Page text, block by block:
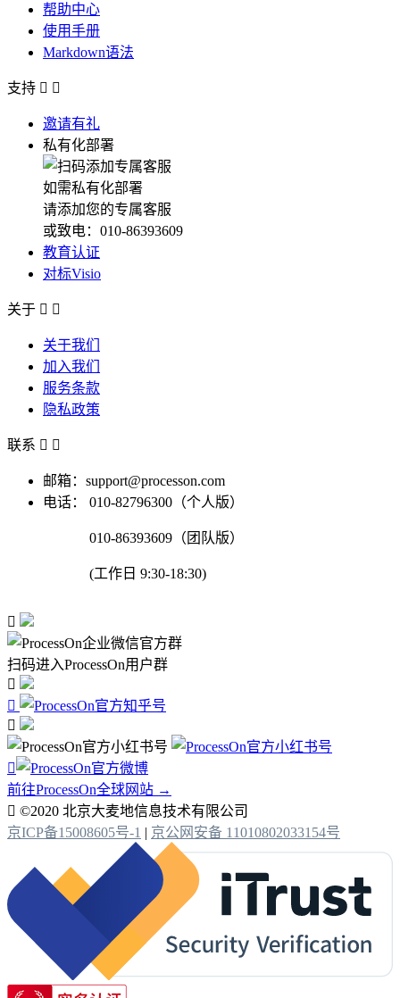
帮助中心
使用手册
Markdown语法
支持  
邀请有礼
私有化部署
如需私有化部署
请添加您的专属客服
或致电：010-86393609
教育认证
对标Visio
关于  
关于我们
加入我们
服务条款
隐私政策
联系  
邮箱：support@processon.com
电话：
010-82796300（个人版）
010-86393609（团队版）
(工作日 9:30-18:30)

扫码进入ProcessOn用户群




前往ProcessOn全球网站 →
 ©2020 北京大麦地信息技术有限公司
京ICP备15008605号-1 | 京公网安备 11010802033154号